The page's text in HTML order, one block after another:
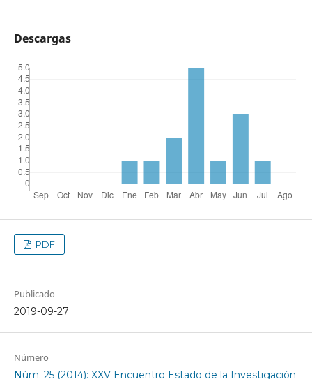
Descargas
PDF
Publicado
2019-09-27
Número
Núm. 25 (2014): XXV Encuentro Estado de la Investigación